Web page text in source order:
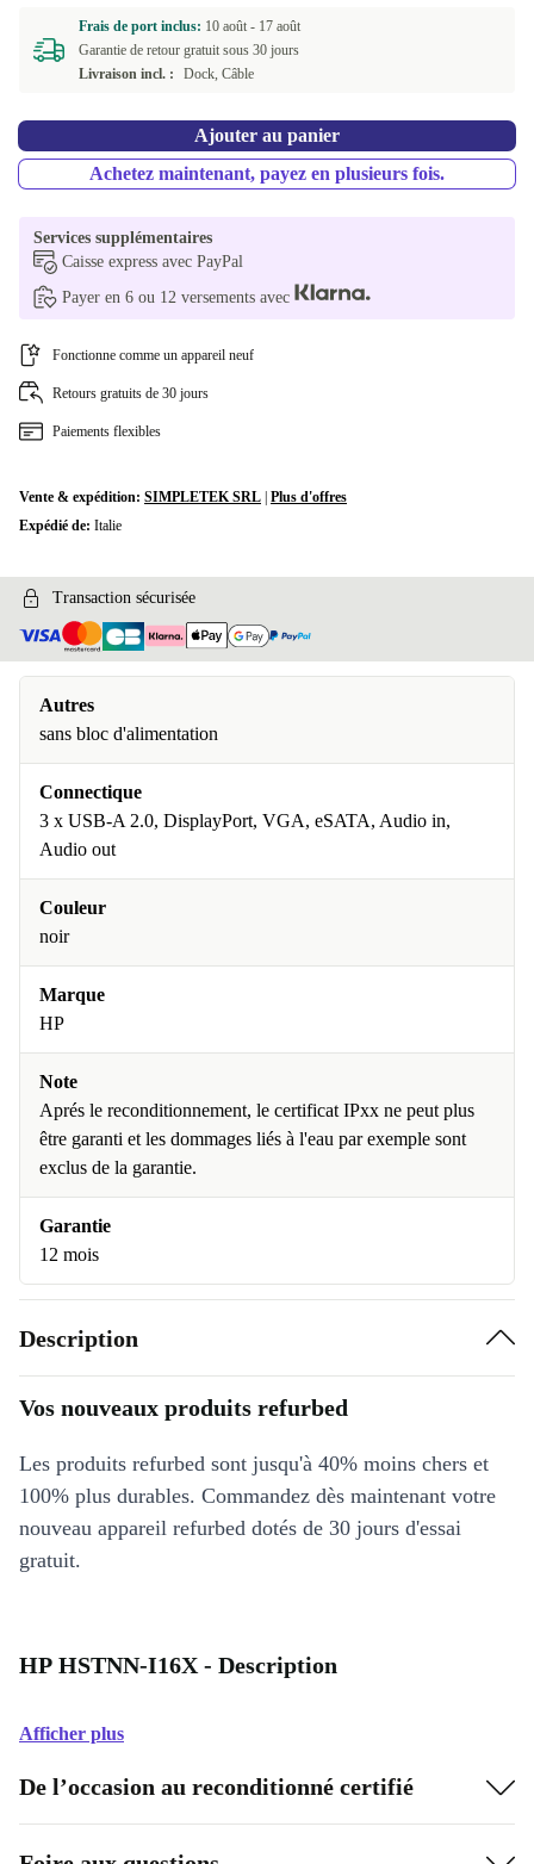
Frais de port inclus: 10 août - 17 août
Garantie de retour gratuit sous 30 jours
Livraison incl. :
Dock, Câble
Ajouter au panier
Achetez maintenant, payez en plusieurs fois.
Services supplémentaires
Caisse express avec PayPal
Payer en 6 ou 12 versements avec
Fonctionne comme un appareil neuf
Retours gratuits de 30 jours
Paiements flexibles
Vente & expédition: SIMPLETEK SRL Plus d'offres
Expédié de: Italie
Transaction sécurisée
Autres
sans bloc d'alimentation
Connectique
3 x USB-A 2.0, DisplayPort, VGA, eSATA, Audio in,
Audio out
Couleur
noir
Marque
HP
Note
Aprés le reconditionnement, le certificat IPxx ne peut plus
être garanti et les dommages liés à l'eau par exemple sont
exclus de la garantie.
Garantie
12 mois
Description
Vos nouveaux produits refurbed
Les produits refurbed sont jusqu'à 40% moins chers et
100% plus durables. Commandez dès maintenant votre
nouveau appareil refurbed dotés de 30 jours d'essai
gratuit.
HP HSTNN-I16X - Description
Afficher plus
De l’occasion au reconditionné certifié